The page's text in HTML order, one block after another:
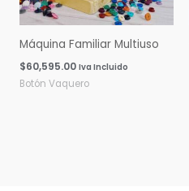
Máquina Familiar Multiuso
$60,595.00 Iva Incluido
Botón Vaquero